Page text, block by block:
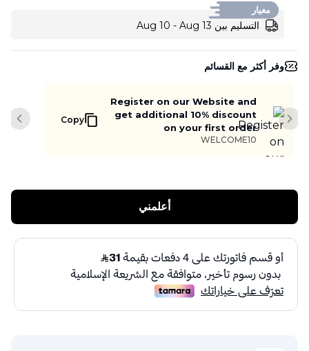
معيار
التسليم بين Aug 10 - Aug 13
وفر أكثر مع القسائم
Register on our Website and
get additional 10% discount
on your first order
WELCOME10
Copy Next slide
أعلمني